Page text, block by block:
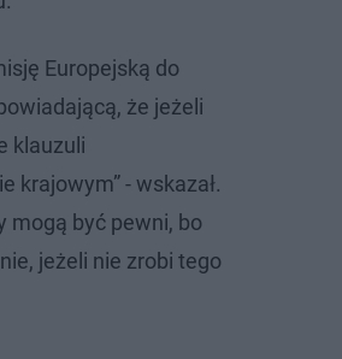
Europejską do
że jeżeli
klauzuli
krajowym” - wskazał.
mogą być pewni, bo
jeżeli nie zrobi tego